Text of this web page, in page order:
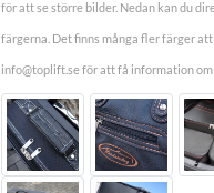
för att se större bilder. Nedan kan du
färgerna. Det finns många fler färger
info@toplift.se för att få information